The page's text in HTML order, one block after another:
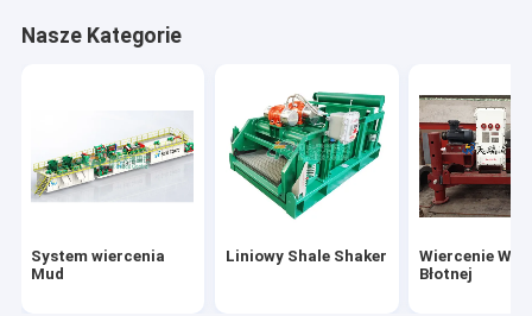
Pionowa suszarka do cięcia
Odtrząsacz próżniowy
Nasze Kategorie
System wiercenia
Mud
Liniowy Shale Shaker
Wiercenie
Błotnej